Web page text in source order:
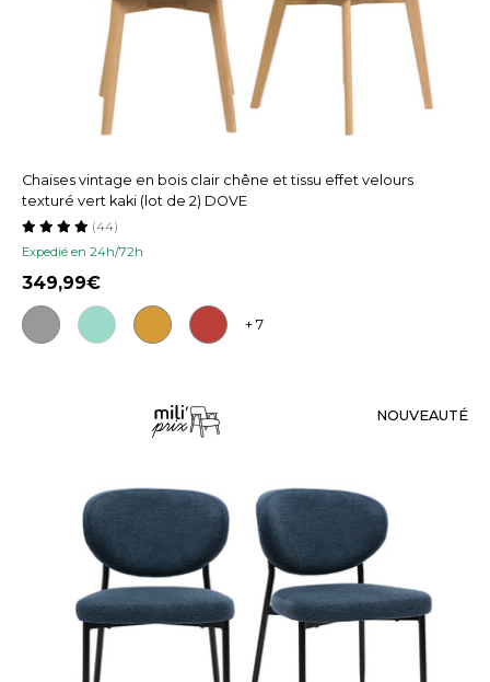
Chaises vintage en bois clair chêne et tissu effet velours
texturé vert kaki (lot de 2) DOVE
Expedié en 24h/72h
(44)
349,99
+ 7
NOUVEAUTÉ